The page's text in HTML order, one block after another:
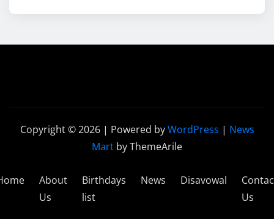
Copyright © 2026 | Powered byWordPress | News
Mart by ThemeArile
About
Us
Birthdays
list
News Disavowal
Us